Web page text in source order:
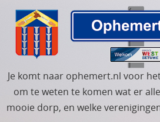
naar
inhoud
Je komt naar ophemert.nl voor
om te weten te komen wat er
mooie dorp, en welke